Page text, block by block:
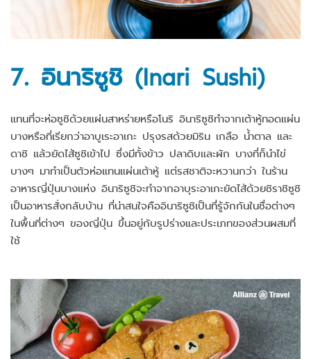
7. อินาริซูชิ (Inari Sushi)
แทนที่จะห่อซูชิด้วยแผ่นสาหร่ายหรือโนริ อินาริซูชิทำจากเต้าหู้ทอดแผ่น
บางหรือที่เรียกว่าอาบูเระอาเกะ ปรุงรสด้วยมิริน เกลือ น้ำตาล และ
ดาชิ แล้วยัดไส้ซูชิเข้าไป ซึ่งมีทั้งข้าว ปลาดิบและผัก บางที่ก็นำไข่
บางๆ มาทำเป็นตัวห่อแทนแผ่นเต้าหู้ แต่รสชาติจะหวานกว่า ในร้าน
อาหารญี่ปุ่นบางแห่ง อินาริซูชิจะทำจากอาบุระอาเกะยัดไส้ด้วยชิราชิซูชิ
เป็นอาหารสั่งกลับบ้าน ที่น่าสนใจคืออินาริซูชิเป็นที่รู้จักกันในชื่อต่างๆ
ในพื้นที่ต่างๆ ของญี่ปุ่น ขึ้นอยู่กับรูปร่างและประเภทของส่วนผสมที่
ใช้